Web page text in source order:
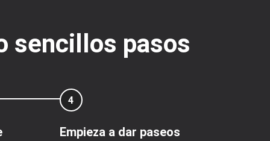
sencillos pasos
4
Empieza a dar paseos